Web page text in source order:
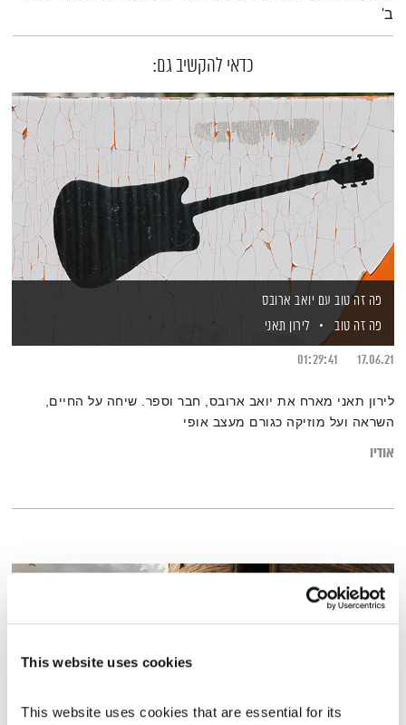
This website uses cookies
This website uses cookies that are essential for its
ב'
כדאי להקשיב גם:
פה זה טוב עם יואב ארובס
פה זה טוב
לירון תאני
17.06.21
01:29:41
לירון תאני מארח את יואב ארובס, חבר וספר. שיחה על החיים,
השראה ועל מוזיקה כגורם מעצב אופי
אודיו